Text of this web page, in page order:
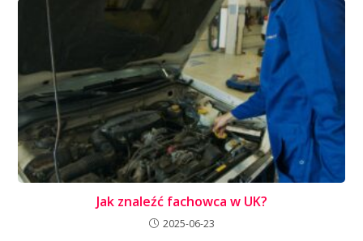
Jak znaleźć fachowca w UK?
2025-06-23